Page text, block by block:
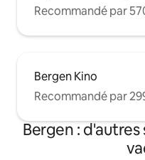
Recommandé par
Bergen Kino
Recommandé par
Bergen :